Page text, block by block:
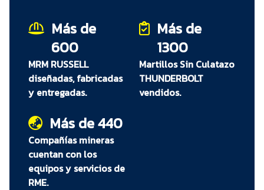
continuará haciendo el trabajo después de que
las otras hayan fallado.
Más de
600
MRM RUSSELL
diseñadas, fabricadas
y entregadas.
Más de
1300
Martillos Sin Culatazo
THUNDERBOLT
vendidos.
Más de 440
Compañías mineras
cuentan con los
equipos y servicios de
RME.